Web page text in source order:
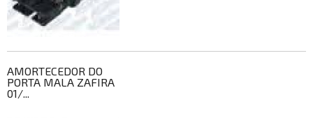
AMORTECEDOR DO
PORTA MALA ZAFIRA
01/...